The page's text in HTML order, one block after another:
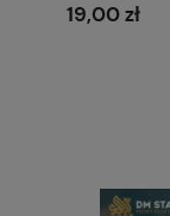
19,00 zł